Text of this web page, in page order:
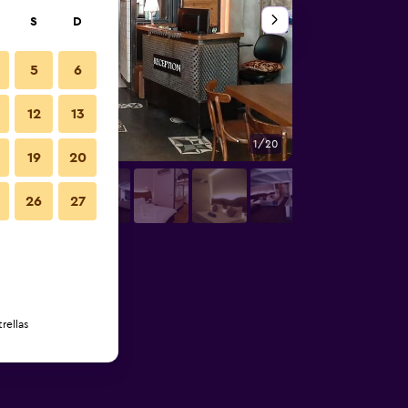
1/20
S D
5 6
12 13
19 20
26 27